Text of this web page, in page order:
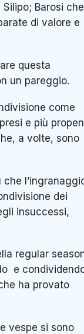
Barosi che
di valore e
questa
un pareggio.
come
e più
a volte, sono
dei
insuccessi,
regular
e
ha provato
vespe si sono